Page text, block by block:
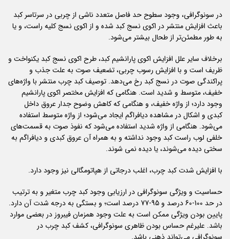
در سونوگرافی، وجود سطوح حد فاصل متعدد ناشی از چربی در سرتاسر کبد
باعث افزایش منتشر در اکوی نسج کبد شده و از اکوی نسج کلیه راست، و یا
به طور مطمئن‌تر از طحال بیشتر می‌شود.
برخلاف سایر علل افزایش اکوی پارانشیم کبد، طرح اکوی نسج کبد یکنواخت و
ظریف است و با افزایش رسوب چربی، تضعیف صوت به علت جذب و
پراکندگی صوت در نسج کبد رخ می‌دهد. توصیف کبد چرب منتشر با واژه‌های
خفیف، متوسط و شدید است. هنگامی که افزایش مختصر اکوی پارانشیم
وجود دارد؛ از واژه خفیف، و هنگامی که کاهش وضوح جدار عروق داخل
کبدی و اشکال در مشاهده دیافراگم ایجاد می‌شود؛ از واژه متوسط استفاده
می‌شود. هنگامی از واژه شدید استفاده می‌شود که نفوذ صوت به قسمت‌های
خلفی لوب راست کبد وجود نداشته و به همراه آن عروق کبدی و دیافراگم به
سختی دیده می‌شوند، یا دیده نمی شوند.
با افزایش شدت کبد چرب، اغلب درجاتی از هپاتومگالی نیز وجود دارد.
حساسیت و ویژگی سونوگرافی در ارزیابی وجود کبد چرب متغیر و به ترتیب
در حد 100-60 درصد و 95-77 درصد است؛ و بستگی به درجه شدت آن دارد.
پایین بودن ویژگی ممکن است به علت وجود همزمان فیبروز در بعضی موارد
باشد. علیرغم حساس بودن ظاهری سونوگرافی،‌ کشف کبد چرب در